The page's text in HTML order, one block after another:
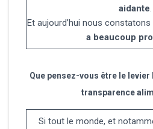
aidante.
Et aujourd’hui nous constatons
a beaucoup
Que pensez-vous être le
transparence
Si tout le monde, et